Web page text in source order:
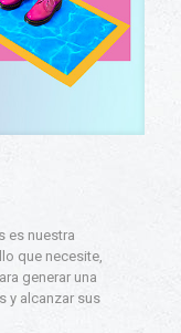
es nuestra
que necesite,
generar una
y alcanzar sus